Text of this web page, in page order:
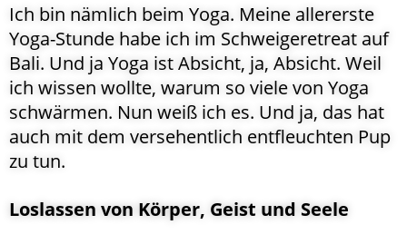
Ich bin nämlich beim Yoga. Meine allererste
Yoga-Stunde habe ich im Schweigeretreat auf
Bali. Und ja Yoga ist Absicht, ja, Absicht. Weil
ich wissen wollte, warum so viele von Yoga
schwärmen. Nun weiß ich es. Und ja, das hat
auch mit dem versehentlich entfleuchten Pup
zu tun.
Loslassen von Körper, Geist und Seele